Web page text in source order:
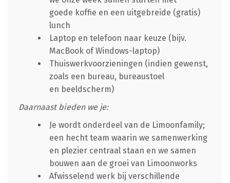
goede koffie en een uitgebreide (gratis)
lunch
Laptop en telefoon naar keuze (bijv.
MacBook of Windows-laptop)
Thuiswerkvoorzieningen (indien gewenst,
zoals een bureau, bureaustoel
en beeldscherm)
Daarnaast bieden we je:
Je wordt onderdeel van de Limoonfamily;
een hecht team waarin we samenwerking
en plezier centraal staan en we samen
bouwen aan de groei van Limoonworks
Afwisselend werk bij verschillende